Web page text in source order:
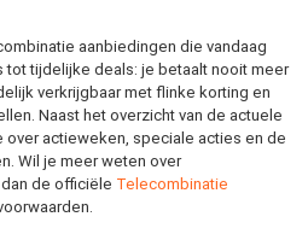
aanbiedingen die vandaag
tot tijdelijke deals: je betaalt nooit meer
verkrijgbaar met flinke korting en
Naast het overzicht van de actuele
actieweken, speciale acties en de
Wil je meer weten over
de officiële Telecombinatie